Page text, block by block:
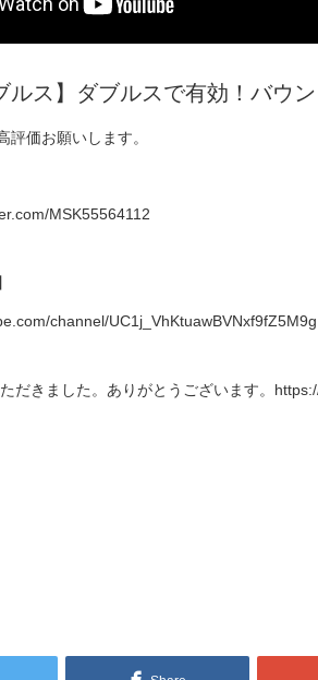
ルス】ダブルスで有効！バウ
評価お願いします。
MSK55564112
channel/UC1j_VhKtuawBVNxf9fZ5M9g
だきました。ありがとうございます。